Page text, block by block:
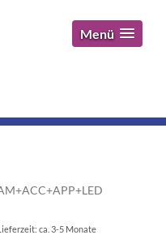
Menü
ca. 3-5 Monate